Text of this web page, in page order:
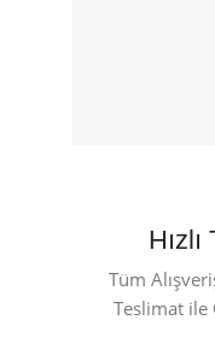
Tüm
Teslimat ile